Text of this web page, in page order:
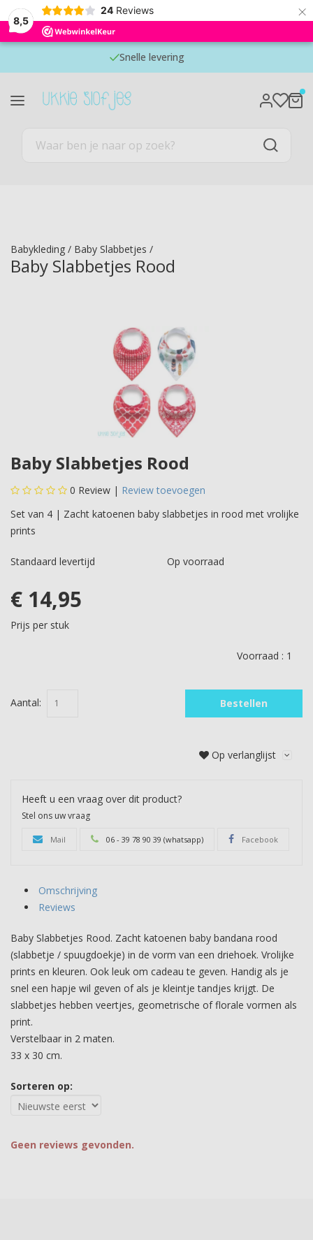
8,5
24 Reviews ×
Snelle levering
Babykleding / Baby Slabbetjes /
Baby Slabbetjes Rood
Baby Slabbetjes Rood
0 Review | Review toevoegen
Set van 4 | Zacht katoenen baby slabbetjes in rood met vrolijke
prints
Standaard levertijd Op voorraad
€ 14,95
Prijs per stuk
Voorraad : 1
Aantal: Bestellen
Op verlanglijst
Heeft u een vraag over dit product?
Stel ons uw vraag
Mail 06 - 39 78 90 39 (whatsapp) Facebook
Omschrijving
Reviews
Baby Slabbetjes Rood. Zacht katoenen baby bandana rood
(slabbetje / spuugdoekje) in de vorm van een driehoek. Vrolijke
prints en kleuren. Ook leuk om cadeau te geven. Handig als je
snel een hapje wil geven of als je kleintje tandjes krijgt. De
slabbetjes hebben veertjes, geometrische of florale vormen als
print.
Verstelbaar in 2 maten.
33 x 30 cm.
Sorteren op:
Geen reviews gevonden.